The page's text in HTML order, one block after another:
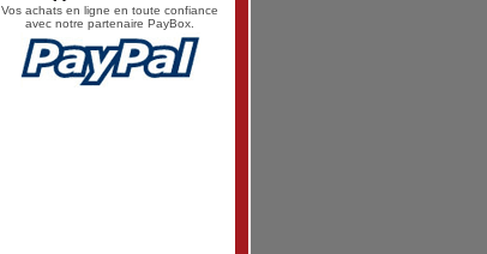
Vos achats en ligne en toute confiance
avec notre partenaire PayBox.